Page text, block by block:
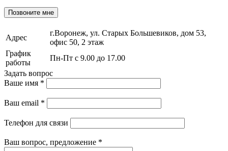
Позвоните мне
Адрес
г.Воронеж, ул. Старых Большевиков, дом 53,
офис 50, 2 этаж
График
работы
Пн-Пт с 9.00 до 17.00
Задать вопрос
Ваше имя *
Ваш email *
Телефон для связи
Ваш вопрос, предложение *